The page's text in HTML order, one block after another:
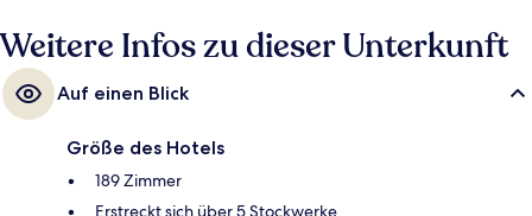
Weitere Infos zu dieser Unterkunft
Auf einen Blick
Größe des Hotels
189 Zimmer
Erstreckt sich über 5 Stockwerke